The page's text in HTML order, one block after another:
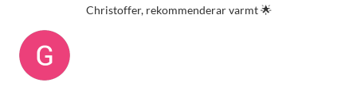
Christoffer, rekommenderar varmt 🌟